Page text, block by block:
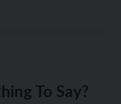
To Say?